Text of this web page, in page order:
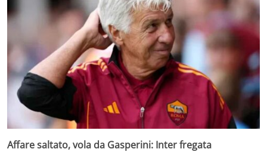
Affare saltato, vola da Gasperini: Inter fregata